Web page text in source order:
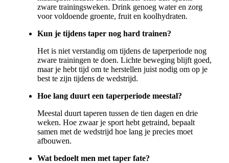
zware trainingsweken. Drink genoeg water en zorg
voor voldoende groente, fruit en koolhydraten.
Kun je tijdens taper nog hard trainen?
Het is niet verstandig om tijdens de taperperiode nog
zware trainingen te doen. Lichte beweging blijft goed,
maar je hebt tijd om te herstellen juist nodig om op je
best te zijn tijdens de wedstrijd.
Hoe lang duurt een taperperiode meestal?
Meestal duurt taperen tussen de tien dagen en drie
weken. Hoe zwaar je sport hebt getraind, bepaalt
samen met de wedstrijd hoe lang je precies moet
afbouwen.
Wat bedoelt men met taper fate?